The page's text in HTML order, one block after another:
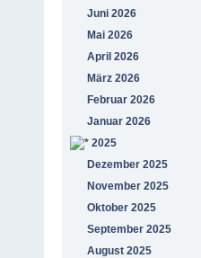
Juni 2026
Mai 2026
April 2026
März 2026
Februar 2026
Januar 2026
2025
Dezember 2025
November 2025
Oktober 2025
September 2025
August 2025